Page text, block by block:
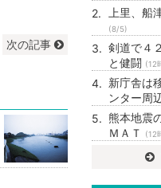
次の記事
上里、
(8/5)
剣道で４
と健闘 (12
新庁舎は
ンター周
熊本地震
ＭＡＴ
(12